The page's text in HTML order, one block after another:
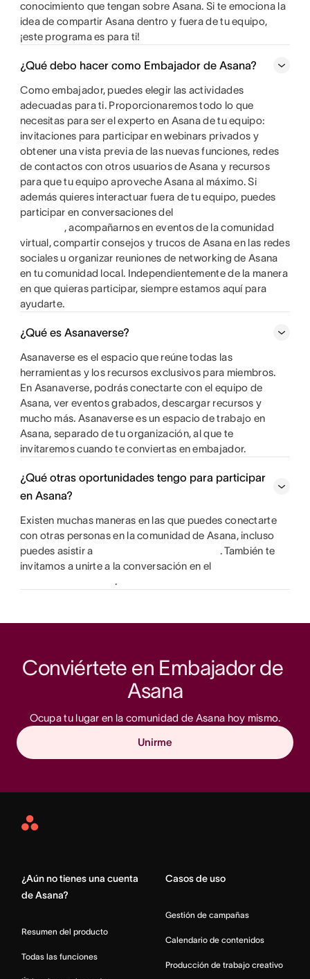
conocimiento que tengan sobre Asana. Si te emociona la
idea de compartir Asana dentro y fuera de tu equipo,
¡este programa es para ti!
¿Qué debo hacer como Embajador de Asana?
Como embajador, puedes elegir las actividades
adecuadas para ti. Proporcionaremos todo lo que
necesitas para ser el experto en Asana de tu equipo:
invitaciones para participar en webinars privados y
obtener una vista previa de las nuevas funciones, redes
de contactos con otros usuarios de Asana y recursos
para que tu equipo aproveche Asana al máximo. Si
además quieres interactuar fuera de tu equipo, puedes
participar en conversaciones del
, acompañarnos en eventos de la comunidad
virtual, compartir consejos y trucos de Asana en las redes
sociales u organizar reuniones de networking de Asana
en tu comunidad local. Independientemente de la manera
en que quieras participar, siempre estamos aquí para
ayudarte.
¿Qué es Asanaverse?
Asanaverse es el espacio que reúne todas las
herramientas y los recursos exclusivos para miembros.
En Asanaverse, podrás conectarte con el equipo de
Asana, ver eventos grabados, descargar recursos y
mucho más. Asanaverse es un espacio de trabajo en
Asana, separado de tu organización, al que te
invitaremos cuando te conviertas en embajador.
¿Qué otras oportunidades tengo para participar
en Asana?
Existen muchas maneras en las que puedes conectarte
con otras personas en la comunidad de Asana, incluso
puedes asistir a
. También te
invitamos a unirte a la conversación en el
.
Conviértete en Embajador de
Asana
Ocupa tu lugar en la comunidad de Asana hoy mismo.
Unirme
Asana
¿Aún no tienes una cuenta
de Asana?
Resumen del producto
Todas las funciones
Casos de uso
Gestión de campañas
Calendario de contenidos
Producción de trabajo creativo